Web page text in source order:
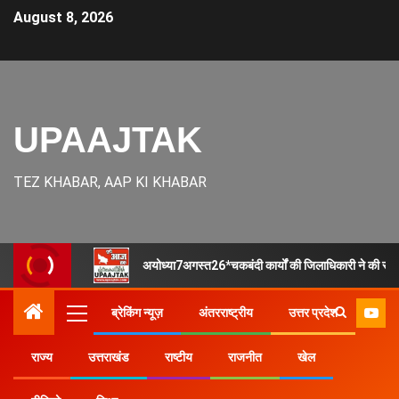
August 8, 2026
UPAAJTAK
TEZ KHABAR, AAP KI KHABAR
अयोध्या7अगस्त26*चकबंदी कार्यों की जिलाधिकारी ने की
ब्रेकिंग न्यूज़ अंतरराष्ट्रीय उत्तर प्रदेश
राज्य उत्तराखंड राष्टीय राजनीत खेल